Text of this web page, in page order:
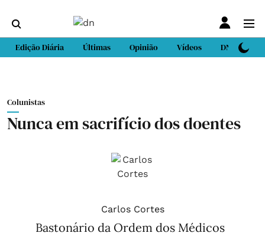
Edição Diária Últimas Opinião Vídeos DN Sport
Colunistas
Nunca em sacrifício dos doentes
Carlos Cortes
Bastonário da Ordem dos Médicos